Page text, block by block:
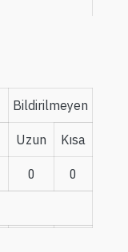
Bildirilmeyen
Uzun Kısa
0 0